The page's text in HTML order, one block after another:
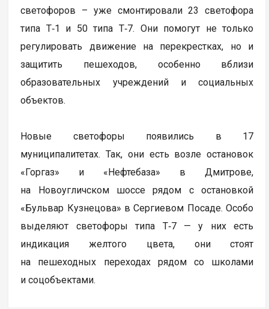
светофоров – уже смонтировали 23 светофора
типа Т‑1 и 50 типа Т‑7. Они помогут не только
регулировать движение на перекрестках, но и
защитить пешеходов, особенно вблизи
образовательных учреждений и социальных
объектов.
Новые светофоры появились в 17
муниципалитетах. Так, они есть возле остановок
«Горгаз» и «Нефтебаза» в Дмитрове,
на Новоугличском шоссе рядом с остановкой
«Бульвар Кузнецова» в Сергиевом Посаде. Особо
выделяют светофоры типа Т‑7 — у них есть
индикация желтого цвета, они стоят
на пешеходных переходах рядом со школами
и соцобъектами.